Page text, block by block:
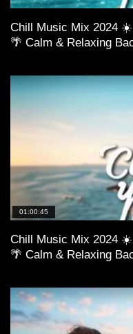
Chill Music Mix 2024
🌴 Calm & Relaxing
01:00:45
Chill Music Mix 2024
🌴 Calm & Relaxing